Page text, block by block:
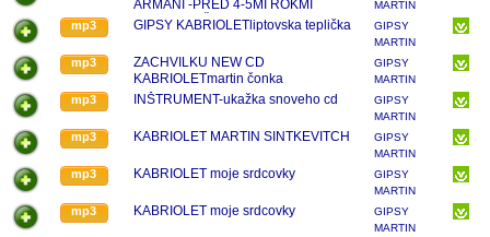
ARMANI -PRED 4-5MI ROKMI
HEHE,,,,NAŽIVO
MARTIN
TEPLIČKA
KLAUNI
mp3 GIPSY KABRIOLETliptovska teplička
GIPSY
MARTIN
TEPLIČKA
KLAUNI
mp3
ZACHVILKU NEW CD
KABRIOLETmartin čonka
GIPSY
MARTIN
TEPLIČKA
KLAUNI
mp3 INŠTRUMENT-ukažka snoveho cd
GIPSY
MARTIN
TEPLIČKA
KLAUNI
mp3 KABRIOLET MARTIN SINTKEVITCH
GIPSY
MARTIN
TEPLIČKA
KLAUNI
mp3 KABRIOLET moje srdcovky
GIPSY
MARTIN
TEPLIČKA
KLAUNI
mp3 KABRIOLET moje srdcovky
GIPSY
MARTIN